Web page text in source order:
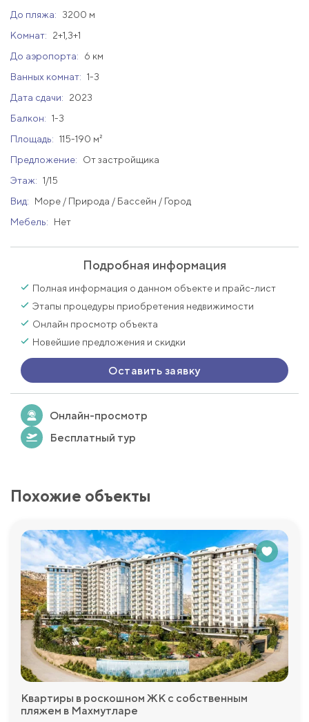
До пляжа:
3200 м
Комнат:
2+1,3+1
До аэропорта:
6 км
Ванных комнат: 1-3
Дата сдачи:
2023
Балкон: 1-3
Площадь: 115-190 м²
Предложение:
От застройщика
Этаж: 1/15
Вид:
Море / Природа / Бассейн / Город
Мебель:
Нет
Подробная информация
Полная информация о данном объекте и прайс-лист
Этапы процедуры приобретения недвижимости
Онлайн просмотр объекта
Новейшие предложения и скидки
Оставить заявку
Онлайн-просмотр
Бесплатный тур
Похожие объекты
Квартиры в роскошном ЖК с собственным
пляжем в Махмутларе